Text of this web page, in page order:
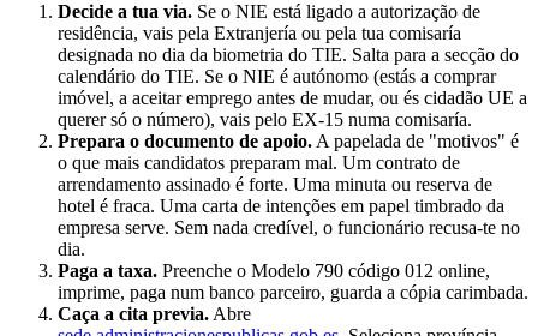
Decide a tua via. Se o NIE está ligado a autorização de
residência, vais pela Extranjería ou pela tua comisaría
designada no dia da biometria do TIE. Salta para a secção do
calendário do TIE. Se o NIE é autónomo (estás a comprar
imóvel, a aceitar emprego antes de mudar, ou és cidadão UE a
querer só o número), vais pelo EX-15 numa comisaría.
Prepara o documento de apoio. A papelada de "motivos" é
o que mais candidatos preparam mal. Um contrato de
arrendamento assinado é forte. Uma minuta ou reserva de
hotel é fraca. Uma carta de intenções em papel timbrado da
empresa serve. Sem nada credível, o funcionário recusa-te no
dia.
Paga a taxa. Preenche o Modelo 790 código 012 online,
imprime, paga num banco parceiro, guarda a cópia carimbada.
Caça a cita previa. Abre